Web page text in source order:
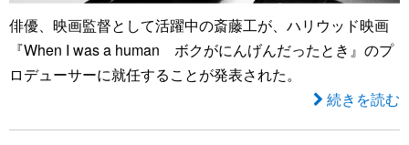
俳優、映画監督として活躍中の斎藤工が、ハリウッド映画
『When I was a human ボクがにんげんだったとき』のプ
ロデューサーに就任することが発表された。
続きを読む